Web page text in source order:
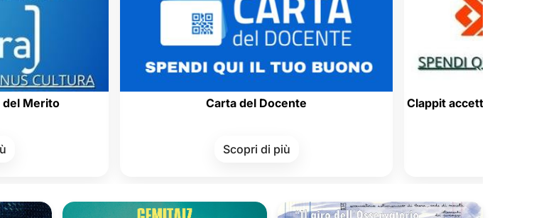
Carta del Docente
Scopri di più
Clappit accetta i Buoni Acquisto